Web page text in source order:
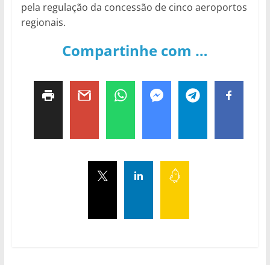
pela regulação da concessão de cinco aeroportos
regionais.
Compartinhe com …